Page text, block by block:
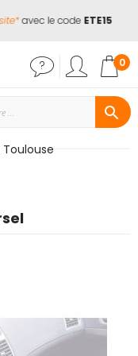
avec le codeETE15
0